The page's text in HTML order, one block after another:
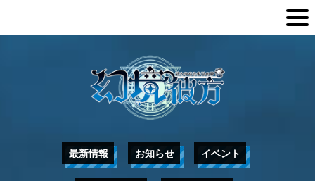
最新情報 お知らせ イベント